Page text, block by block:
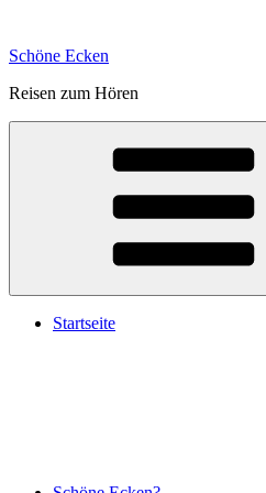
springen
Schöne Ecken
Reisen zum Hören
Startseite